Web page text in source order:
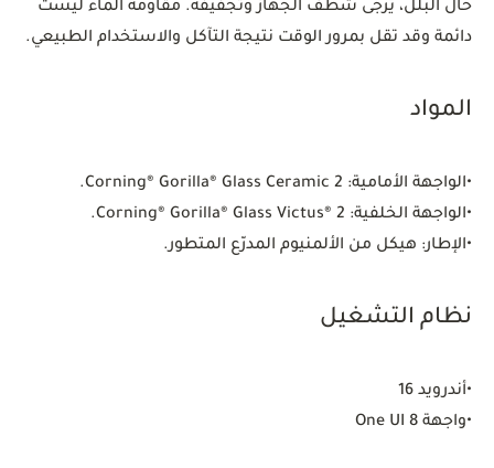
حال البلل، يُرجى شطف الجهاز وتجفيفه. مقاومة الماء ليست
دائمة وقد تقل بمرور الوقت نتيجة التآكل والاستخدام الطبيعي.
المواد
•الواجهة الأمامية:
•الواجهة الخلفية:
•الإطار: هيكل من الألمنيوم المدرّع المتطور.
نظام التشغيل
•أندرويد 16
•واجهة One UI 8